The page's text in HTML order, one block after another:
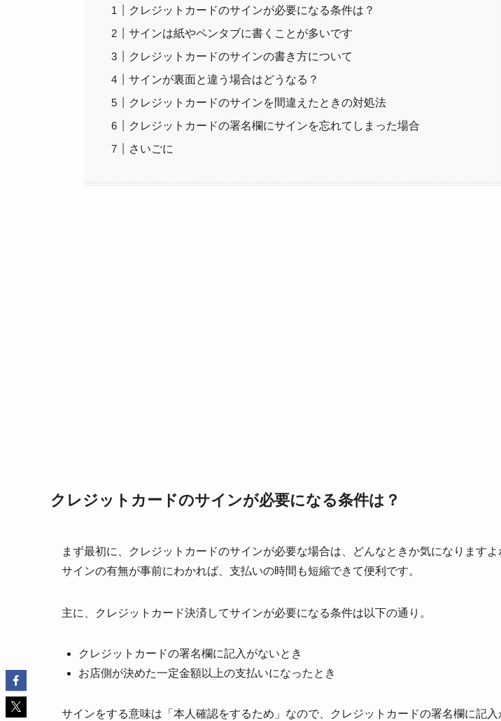
クレジットカードのサインが必要になる条件は？
サインは紙やペンタブに書くことが多いです
クレジットカードのサインの書き方について
サインが裏面と違う場合はどうなる？
クレジットカードのサインを間違えたときの対処法
クレジットカードの署名欄にサインを忘れてしまった場合
さいごに
クレジットカードのサインが必要になる条件は？
まず最初に、クレジットカードのサインが必要な場合は、どんなときか気になりますよ
サインの有無が事前にわかれば、支払いの時間も短縮できて便利です。
主に、クレジットカード決済してサインが必要になる条件は以下の通り。
クレジットカードの署名欄に記入がないとき
お店側が決めた一定金額以上の支払いになったとき
サインをする意味は「本人確認をするため」なので、クレジットカードの署名欄に記